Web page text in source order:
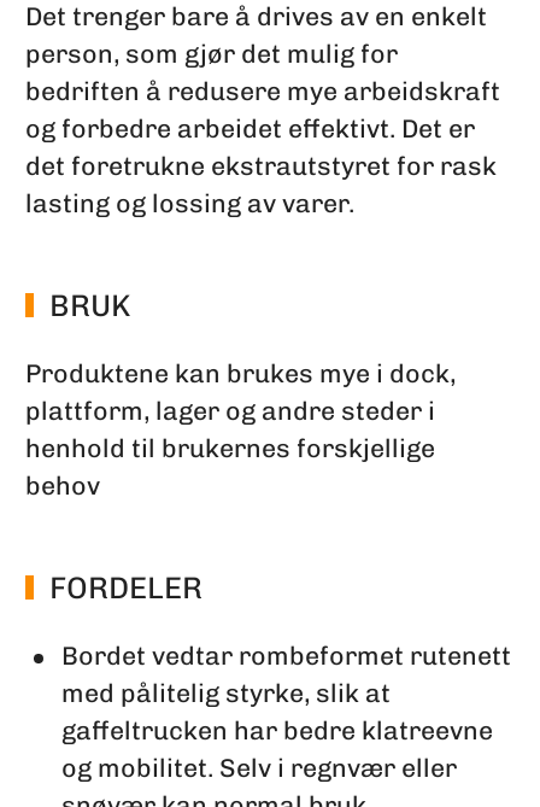
Det trenger bare å drives av en enkelt
person, som gjør det mulig for
bedriften å redusere mye arbeidskraft
og forbedre arbeidet effektivt. Det er
det foretrukne ekstrautstyret for rask
lasting og lossing av varer.
BRUK
Produktene kan brukes mye i dock,
plattform, lager og andre steder i
henhold til brukernes forskjellige
behov
FORDELER
Bordet vedtar rombeformet rutenett
med pålitelig styrke, slik at
gaffeltrucken har bedre klatreevne
og mobilitet. Selv i regnvær eller